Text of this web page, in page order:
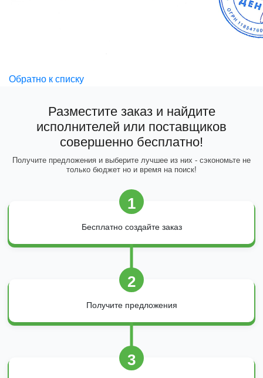
Обратно к списку
Разместите заказ и найдите
исполнителей или поставщиков
совершенно бесплатно!
Получите предложения и выберите лучшее из них - сэкономьте не
только бюджет но и время на поиск!
1
Бесплатно создайте заказ
2
Получите предложения
3